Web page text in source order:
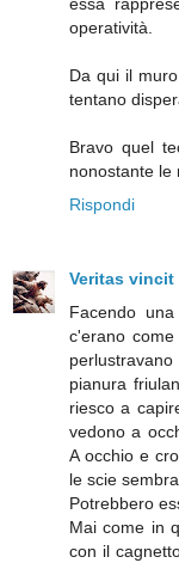
operatività.
Da qui il
tentano
Bravo quel
nonostante le
Rispondi
Veritas vincit
Facendo
c'erano
pianura
riesco a
vedono a
A occhio e
le scie
Potrebbero
Mai come in
con il